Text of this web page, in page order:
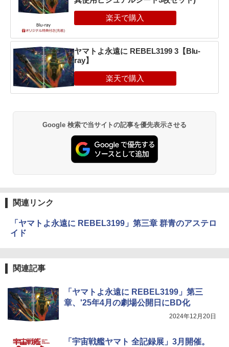
ヤマトよ永遠に REBEL3199 3【Blu-
ray】
Google 検索で当サイトの記事を優先表示させる
関連リンク
「ヤマトよ永遠に REBEL3199」第三章 群青のアステロ
イド
関連記事
「ヤマトよ永遠に REBEL3199」第三
章、'25年4月の劇場公開日にBD化
2024年12月20日
「宇宙戦艦ヤマト 全記録展」3月開催。